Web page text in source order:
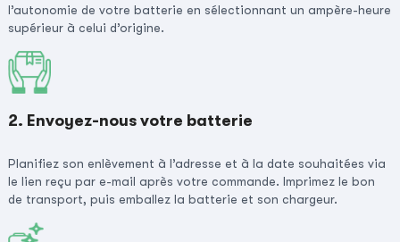
l’autonomie de votre batterie en sélectionnant un ampère-heure
supérieur à celui d’origine.
2. Envoyez-nous votre batterie
Planifiez son enlèvement à l’adresse et à la date souhaitées via
le lien reçu par e-mail après votre commande. Imprimez le bon
de transport, puis emballez la batterie et son chargeur.